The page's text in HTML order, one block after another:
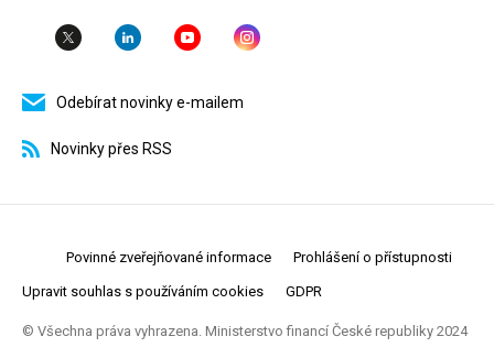
Odebírat novinky e-mailem
Novinky přes RSS
Povinné zveřejňované informace Prohlášení o přístupnosti
Upravit souhlas s používáním cookies GDPR
© Všechna práva vyhrazena. Ministerstvo financí České republiky 2024